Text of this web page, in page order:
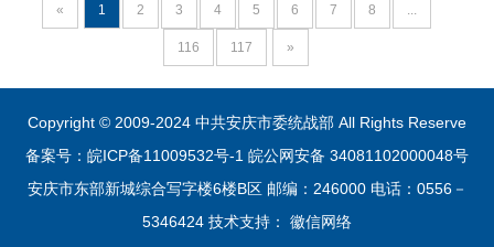
« 1 2 3 4 5 6 7 8 ...
116 117 »
Copyright © 2009-2024 中共安庆市委统战部 All Rights Reserve
备案号：皖ICP备11009532号-1 皖公网安备 34081102000048号
安庆市东部新城综合写字楼6楼B区 邮编：246000 电话：0556－
5346424 技术支持： 徽信网络